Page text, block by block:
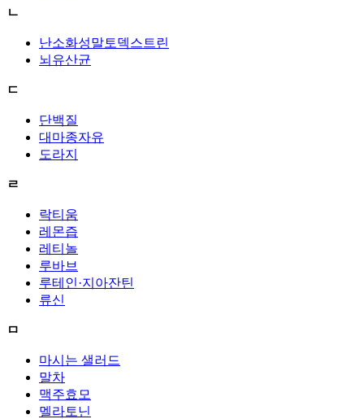
ㄴ
난소화성말토덱스트린
뇌유산균
ㄷ
단백질
대마종자유
도라지
ㄹ
락티움
레몬즙
레티놀
루바브
루테인·지아잔틴
류신
ㅁ
마시는 샐러드
말차
맥주효모
멜라토닌